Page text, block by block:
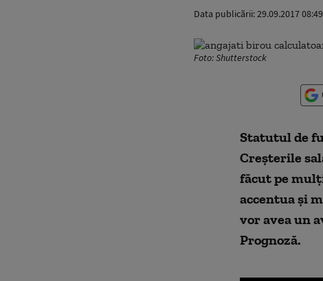
Data publicării:29.09.2017 08:49
Foto: Shutterstock
Statutul de
Creşterile
făcut pe
accentua şi
vor avea un
Prognoză.